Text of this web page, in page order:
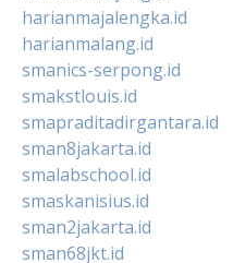
harianmajalengka.id
harianmalang.id
smanics-serpong.id
smakstlouis.id
smapraditadirgantara.id
sman8jakarta.id
smalabschool.id
smaskanisius.id
sman2jakarta.id
sman68jkt.id